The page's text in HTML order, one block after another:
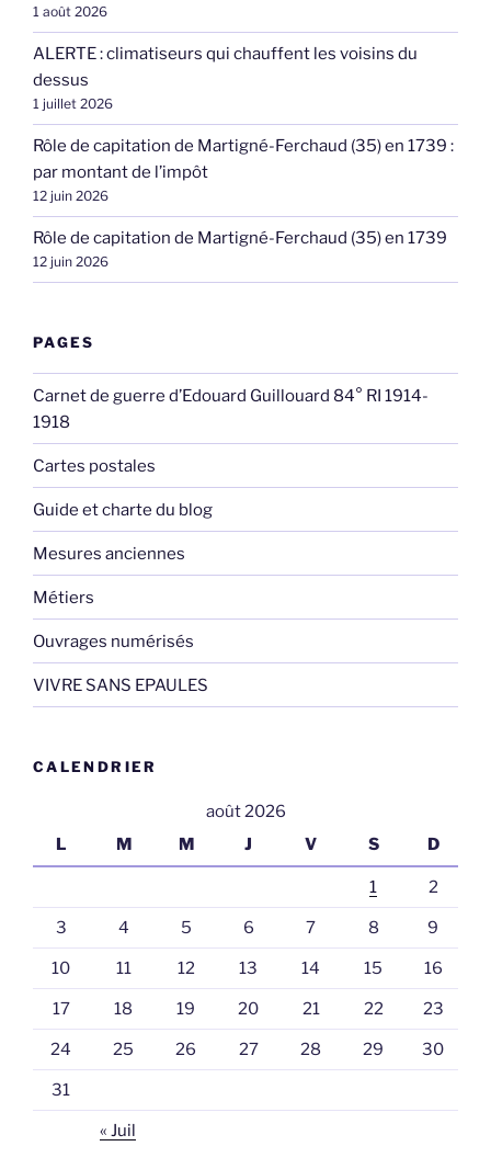
1 août 2026
ALERTE : climatiseurs qui chauffent les voisins du
dessus
1 juillet 2026
Rôle de capitation de Martigné-Ferchaud (35) en 1739 :
par montant de l’impôt
12 juin 2026
Rôle de capitation de Martigné-Ferchaud (35) en 1739
12 juin 2026
PAGES
Carnet de guerre d’Edouard Guillouard 84° RI 1914-
1918
Cartes postales
Guide et charte du blog
Mesures anciennes
Métiers
Ouvrages numérisés
VIVRE SANS EPAULES
CALENDRIER
août 2026
L
M M J V S D
1 2
3 4 5 6 7 8 9
10 11 12 13 14 15 16
17 18 19 20 21 22 23
24 25 26 27 28 29 30
31
« Juil